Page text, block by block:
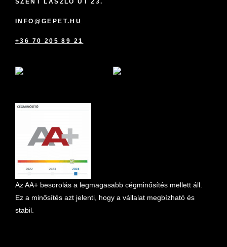
SZENT LÁSZLÓ ÚT 23.
INFO@GEPET.HU
+36 70 205 89 21
Az AA+ besorolás a legmagasabb cégminősítés mellett áll.
Ez a minősítés azt jelenti, hogy a vállalat megbízható és
stabil.